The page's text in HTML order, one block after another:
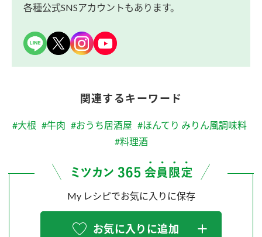
各種公式SNSアカウントもあります。
関連するキーワード
#大根 #牛肉 #おうち居酒屋 #ほんてり みりん風調味料
#料理酒
My レシピでお気に入りに保存
お気に入りに追加